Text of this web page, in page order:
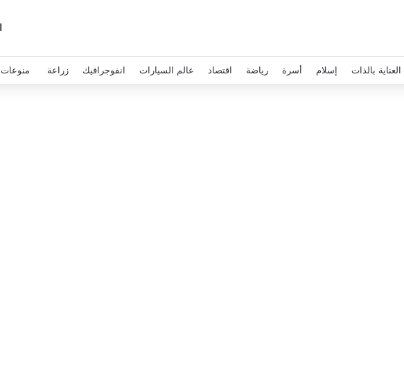
العناية بالذات إسلام أسرة رياضة اقتصاد عالم السيارات انفوجرافيك زراعة منوعات